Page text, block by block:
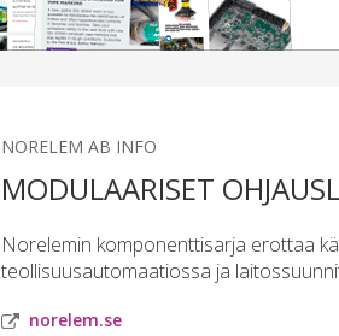
NORELEM AB INFO
MODULAARISET
Norelemin komponenttisarja erottaa
teollisuusautomaatiossa ja
norelem.se